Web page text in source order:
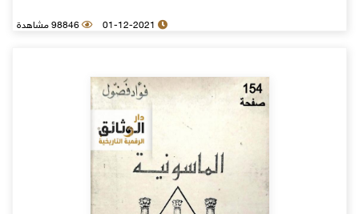
01-12-2021 98846 مشاهدة